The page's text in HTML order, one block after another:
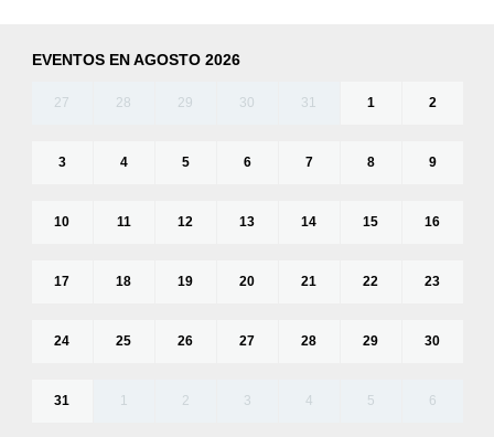
EVENTOS EN AGOSTO 2026
27 28 29 30 31 1 2
3 4 5 6 7 8 9
10 11 12 13 14 15 16
17 18 19 20 21 22 23
24 25 26 27 28 29 30
31 1 2 3 4 5 6